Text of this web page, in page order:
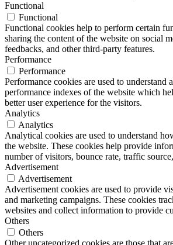
Functional
Functional
Functional cookies help to perform certain
sharing the content of the website on social
feedbacks, and other third-party features.
Performance
Performance
Performance cookies are used to understand
performance indexes of the website which
better user experience for the visitors.
Analytics
Analytics
Analytical cookies are used to understand
the website. These cookies help provide
number of visitors, bounce rate, traffic
Advertisement
Advertisement
Advertisement cookies are used to provide
and marketing campaigns. These cookies
websites and collect information to provide
Others
Others